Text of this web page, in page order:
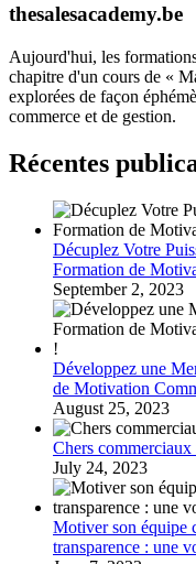
thesalesacademy.be
Aujourd'hui, les
chapitre d'un cours de «
explorées de façon
commerce et de gestion.
Récentes
Décuplez Votre
Formation de
September 2, 2023
Développez une
de Motivation
August 25, 2023
Chers commerciaux
July 24, 2023
Motiver son équipe
transparence : une